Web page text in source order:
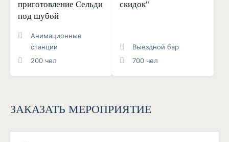
приготовление Сельди
под шубой
Анимационные
станции
200 чел
скидок"
Выездной бар
700 чел
ЗАКАЗАТЬ МЕРОПРИЯТИЕ